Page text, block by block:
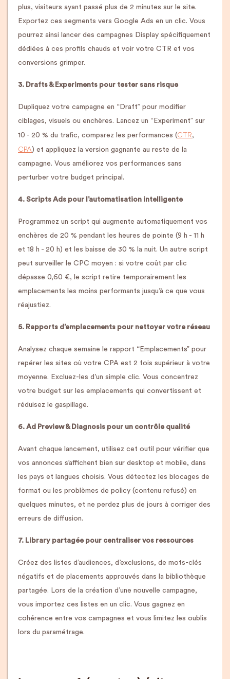
plus, visiteurs ayant passé plus de 2 minutes sur le site.
Exportez ces segments vers Google Ads en un clic. Vous
pourrez ainsi lancer des campagnes Display spécifiquement
dédiées à ces profils chauds et voir votre CTR et vos
conversions grimper.
3. Drafts & Experiments pour tester sans risque
Dupliquez votre campagne en “Draft” pour modifier
ciblages, visuels ou enchères. Lancez un “Experiment” sur
10 - 20 % du trafic, comparez les performances (CTR,
CPA) et appliquez la version gagnante au reste de la
campagne. Vous améliorez vos performances sans
perturber votre budget principal.
4. Scripts Ads pour l’automatisation intelligente
Programmez un script qui augmente automatiquement vos
enchères de 20 % pendant les heures de pointe (9 h - 11 h
et 18 h - 20 h) et les baisse de 30 % la nuit. Un autre script
peut surveiller le CPC moyen : si votre coût par clic
dépasse 0,60 €, le script retire temporairement les
emplacements les moins performants jusqu’à ce que vous
réajustiez.
5. Rapports d’emplacements pour nettoyer votre réseau
Analysez chaque semaine le rapport “Emplacements” pour
repérer les sites où votre CPA est 2 fois supérieur à votre
moyenne. Excluez-les d’un simple clic. Vous concentrez
votre budget sur les emplacements qui convertissent et
réduisez le gaspillage.
6. Ad Preview & Diagnosis pour un contrôle qualité
Avant chaque lancement, utilisez cet outil pour vérifier que
vos annonces s’affichent bien sur desktop et mobile, dans
les pays et langues choisis. Vous détectez les blocages de
format ou les problèmes de policy (contenu refusé) en
quelques minutes, et ne perdez plus de jours à corriger des
erreurs de diffusion.
7. Library partagée pour centraliser vos ressources
Créez des listes d’audiences, d’exclusions, de mots-clés
négatifs et de placements approuvés dans la bibliothèque
partagée. Lors de la création d’une nouvelle campagne,
vous importez ces listes en un clic. Vous gagnez en
cohérence entre vos campagnes et vous limitez les oublis
lors du paramétrage.